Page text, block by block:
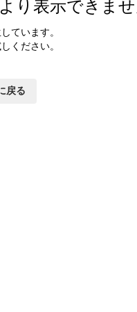
り表示できま
ています。
ください。
戻る